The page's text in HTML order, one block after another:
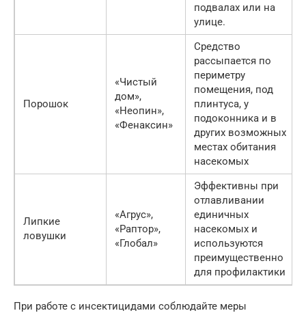
подвалах или на
улице.
Порошок
«Чистый
дом»,
«Неопин»,
«Фенаксин»
Средство
рассыпается по
периметру
помещения, под
плинтуса, у
подоконника и в
других возможных
местах обитания
насекомых
Липкие
ловушки
«Агрус»,
«Раптор»,
«Глобал»
Эффективны при
отлавливании
единичных
насекомых и
используются
преимущественно
для профилактики
При работе с инсектицидами соблюдайте меры